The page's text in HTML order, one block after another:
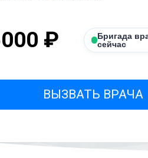
₽
Бригада
сейчас
ВЫЗВАТЬ ВРАЧА